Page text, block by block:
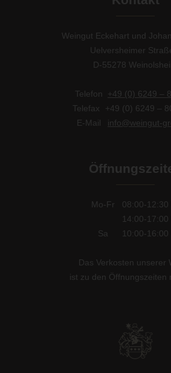
Weingut Eckehart und
Uelversheimer
D-55278
Telefon
+49 (0) 6249 –
Telefax
+49 (0) 6249 –
E-Mail
info@weingut-
Mo-Fr 08:00-12:30
14:00-17:00
Sa
10:00-16:00
Das Verkosten unserer
ist zu den Öffnungszeiten